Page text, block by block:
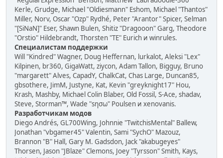
Kerle, Grudge, Michael "Oldiesmann" Eshom, Michael "Thantos"
Miller, Norv, Oscar "Ozp" Rydhé, Peter "Arantor" Spicer, Selman
"[SiNaN]" Eser, Shawn Bulen, Shitiz "Dragooon" Garg, Theodore
"Orstio" Hildebrandt, Thorsten "TE" Eurich и winrules.
Специалистам поддержки
Will "Kindred" Wagner, Doug Heffernan, lurkalot, Aleksi "Lex"
Kilpinen, br360, GigaWatt, ziycon, Adam Tallon, Bigguy, Bruno
"margarett" Alves, CapadY, ChalkCat, Chas Large, Duncan85,
gbsothere, JimM, Justyne, Kat, Kevin "greyknight17" Hou,
Krash, Mashby, Michael Colin Blaber, Old Fossil, S-Ace, shadav,
Steve, Storman™, Wade "sησω" Poulsen и xenovanis.
Разработчикам модов
Diego Andrés, GL700Wing, Johnnie "TwitchisMental" Ballew,
Jonathan "vbgamer45" Valentin, Sami "SychO" Mazouz,
Brannon "B" Hall, Gary M. Gadsdon, Jack "akabugeyes"
Thorsen, Jason "JBlaze" Clemons, Joey "Tyrsson" Smith, Kays,